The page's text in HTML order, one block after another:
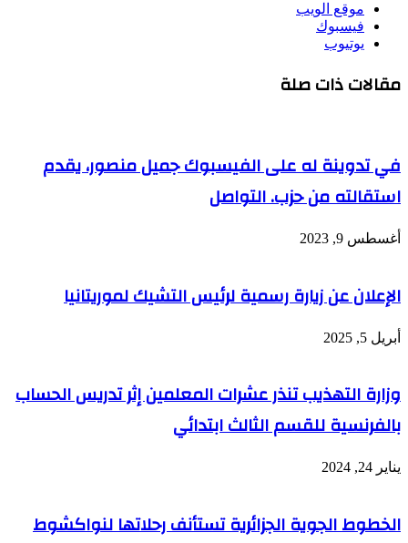
موقع الويب
فيسبوك
يوتيوب
مقالات ذات صلة
في تدوينة له على الفيسبوك جميل منصور، يقدم
استقالته من حزب. التواصل
أغسطس 9, 2023
الإعلان عن زيارة رسمية لرئيس التشيك لموريتانيا
أبريل 5, 2025
وزارة التهذيب تنذر عشرات المعلمين إثر تدريس الحساب
بالفرنسية للقسم الثالث ابتدائي
يناير 24, 2024
الخطوط الجوية الجزائرية تستأنف رحلاتها لنواكشوط